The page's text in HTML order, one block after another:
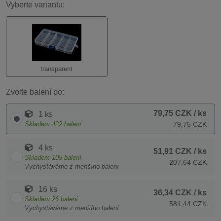
Vyberte variantu:
transparent
Zvolte balení po:
1 ks
Skladem 422 balení
79,75 CZK / ks
79,75 CZK
4 ks
Skladem 105 balení
Vychystáváme z menšího balení
51,91 CZK / ks
207,64 CZK
16 ks
Skladem 26 balení
Vychystáváme z menšího balení
36,34 CZK / ks
581,44 CZK